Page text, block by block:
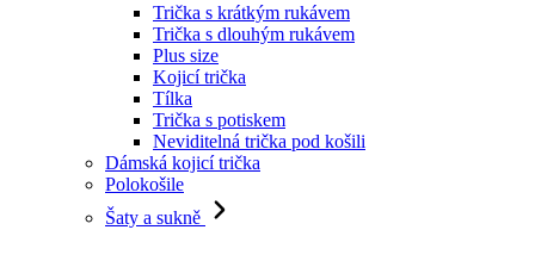
Trička s krátkým rukávem
Trička s dlouhým rukávem
Plus size
Kojicí trička
Tílka
Trička s potiskem
Neviditelná trička pod košili
Dámská kojicí trička
Polokošile
Šaty a sukně